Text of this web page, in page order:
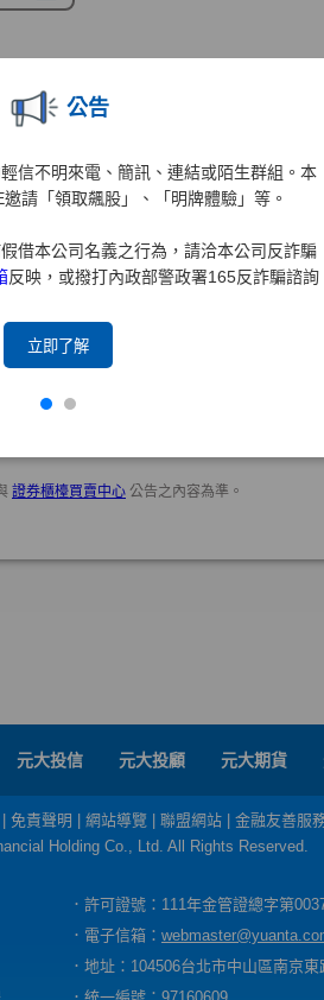
公告
信不明來電、簡訊、連結或陌生群組。本
請「領取飆股」、「明牌體驗」等。
借本公司名義之行為，請洽本公司反詐騙
反映，或撥打內政部警政署165反詐騙諮詢
立即了解
元大投信 元大投顧 元大期貨
免責聲明 網站導覽 聯盟網站
金融友善服
Holding Co., Ltd. All Rights Reserved.
．許可證號：111年金管證總字第
．電子信箱：
．地址：104506台北市中山區南京